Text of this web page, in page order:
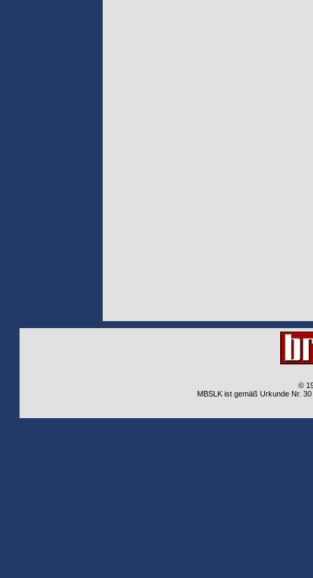
©
MBSLK ist gemäß Urkunde Nr.